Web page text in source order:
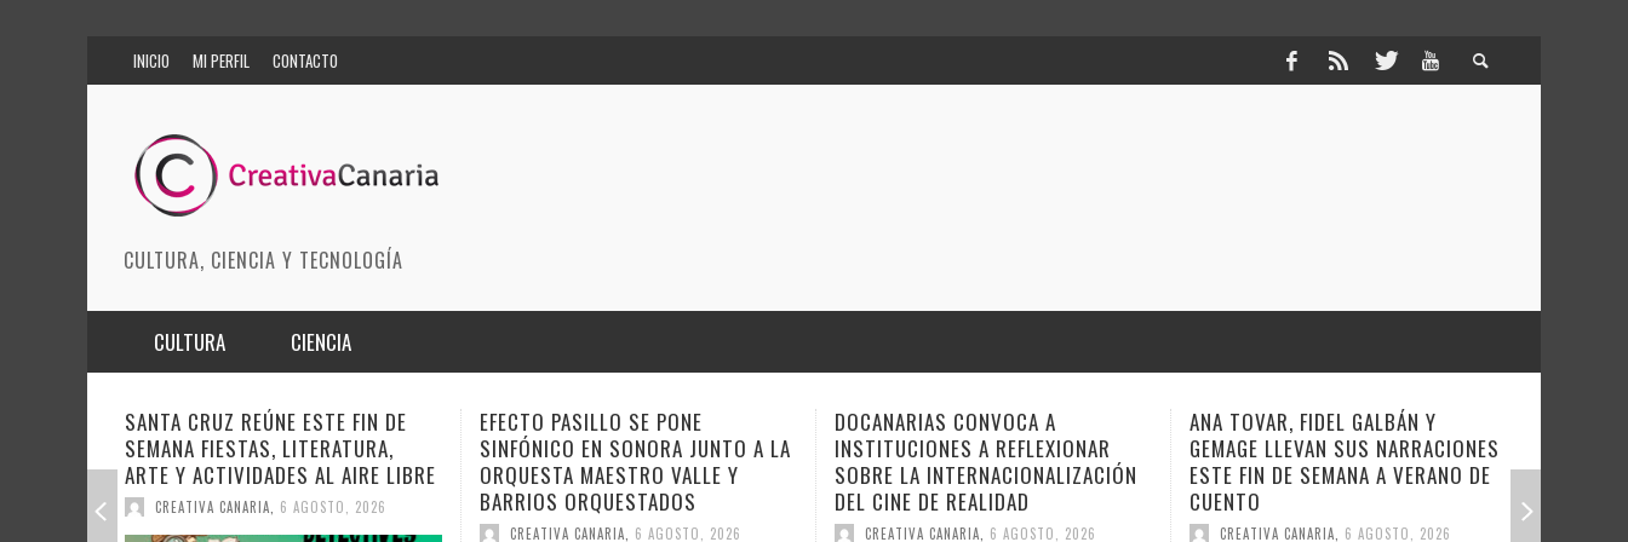
INICIO MI PERFIL CONTACTO
CULTURA, CIENCIA Y TECNOLOGÍA
CULTURA
ARTES ESCÉNICAS
MODA
CIENCIA
INNOVACIÓN
CIENCIAS DE LA TIERRA
AIRE LIBRE
EFECTO PASILLO SE PONE
SINFÓNICO EN SONORA JUNTO A LA
ORQUESTA MAESTRO VALLE Y
BARRIOS ORQUESTADOS
CREATIVA CANARIA, 6 AGOSTO, 2026
DOCANARIAS CONVOCA A
INSTITUCIONES A REFLEXIONAR
SOBRE LA INTERNACIONALIZACIÓN
DEL CINE DE REALIDAD
CREATIVA CANARIA, 6 AGOSTO, 2026
ANA TOVAR, FIDEL GALBÁN Y
GEMAGE LLEVAN SUS NARRACIONES
ESTE FIN DE SEMANA A VERANO DE
CUENTO
CREATIVA CANARIA, 6 AGOSTO, 2026
COVERAMA REGRESA ESTE SÁBADO
A LA NOCHE OCHENTERA
CREATIVA CANARIA, 6 AGOSTO, 2026